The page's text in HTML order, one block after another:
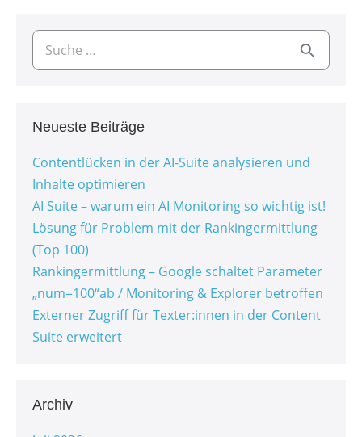
Neueste Beiträge
Contentlücken in der AI-Suite analysieren und
Inhalte optimieren
AI Suite – warum ein AI Monitoring so wichtig ist!
Lösung für Problem mit der Rankingermittlung
(Top 100)
Rankingermittlung – Google schaltet Parameter
„num=100“ab / Monitoring & Explorer betroffen
Externer Zugriff für Texter:innen in der Content
Suite erweitert
Archiv